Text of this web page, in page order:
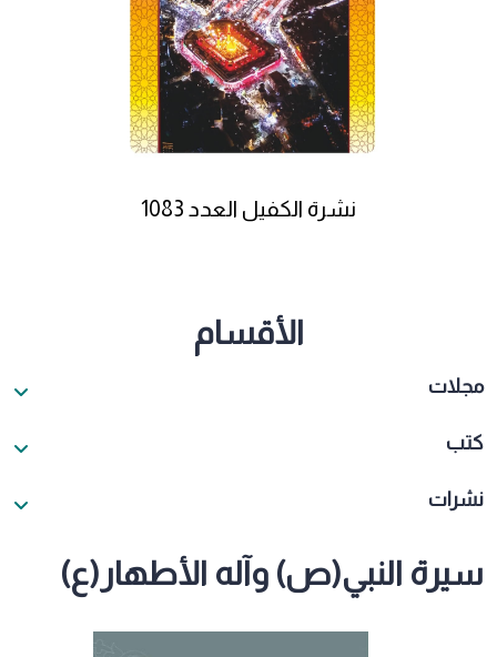
نشرة الكفيل العدد 1083
الأقسام
مجلات
كتب
نشرات
سيرة النبي(ص) وآله الأطهار(ع)